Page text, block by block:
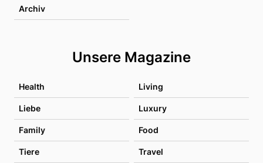
Archiv
Unsere Magazine
Health Living
Liebe Luxury
Family Food
Tiere Travel